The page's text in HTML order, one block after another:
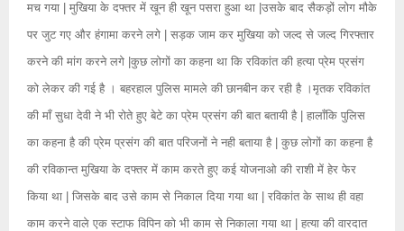
मच गया | मुखिया के दफ्तर में खून ही खून पसरा हुआ था |उसके बाद सैकड़ों लोग मौके
पर जुट गए और हंगामा करने लगे | सड़क जाम कर मुखिया को जल्द से जल्द गिरफ्तार
करने की मांग करने लगे |कुछ लोगों का कहना था कि रविकांत की हत्या प्रेम प्रसंग
को लेकर की गई है । बहरहाल पुलिस मामले की छानबीन कर रही है ।मृतक रविकांत
की माँ सुधा देवी ने भी रोते हुए बेटे का प्रेम प्रसंग की बात बतायी है | हालाँकि पुलिस
का कहना है की प्रेम प्रसंग की बात परिजनों ने नही बताया है | कुछ लोगों का कहना है
की रविकान्त मुखिया के दफ्तर में काम करते हुए कई योजनाओ की राशी में हेर फेर
किया था | जिसके बाद उसे काम से निकाल दिया गया था | रविकांत के साथ ही वहा
काम करने वाले एक स्टाफ विपिन को भी काम से निकाला गया था | हत्या की वारदात